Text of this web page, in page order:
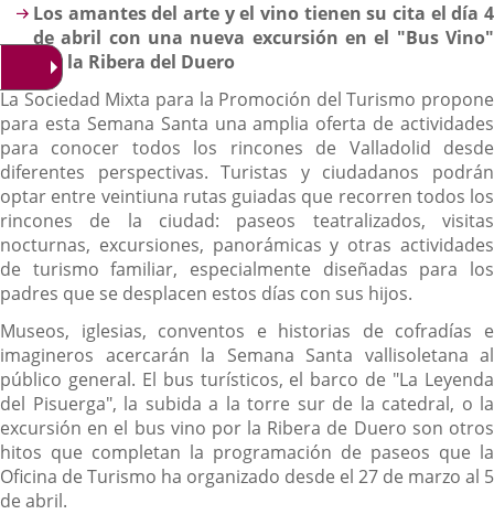
Los amantes del arte y el vino tienen su cita el día 4
de abril con una nueva excursión en el "Bus Vino"
por la Ribera del Duero
La Sociedad Mixta para la Promoción del Turismo propone
para esta Semana Santa una amplia oferta de actividades
para conocer todos los rincones de Valladolid desde
diferentes perspectivas. Turistas y ciudadanos podrán
optar entre veintiuna rutas guiadas que recorren todos los
rincones de la ciudad: paseos teatralizados, visitas
nocturnas, excursiones, panorámicas y otras actividades
de turismo familiar, especialmente diseñadas para los
padres que se desplacen estos días con sus hijos.
Museos, iglesias, conventos e historias de cofradías e
imagineros acercarán la Semana Santa vallisoletana al
público general. El bus turísticos, el barco de "La Leyenda
del Pisuerga", la subida a la torre sur de la catedral, o la
excursión en el bus vino por la Ribera de Duero son otros
hitos que completan la programación de paseos que la
Oficina de Turismo ha organizado desde el 27 de marzo al 5
de abril.